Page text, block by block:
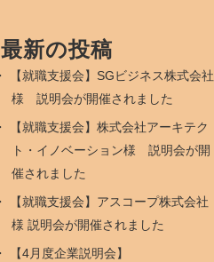
最新の投稿
【就職支援会】SGビジネス株式会社
様 説明会が開催されました
【就職支援会】株式会社アーキテク
ト・イノベーション様 説明会が開
催されました
【就職支援会】アスコープ株式会社
様 説明会が開催されました
【4月度企業説明会】